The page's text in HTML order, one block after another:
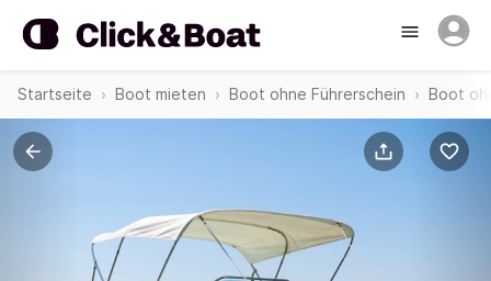
Startseite Boot mieten Boot ohne Führerschein Boot